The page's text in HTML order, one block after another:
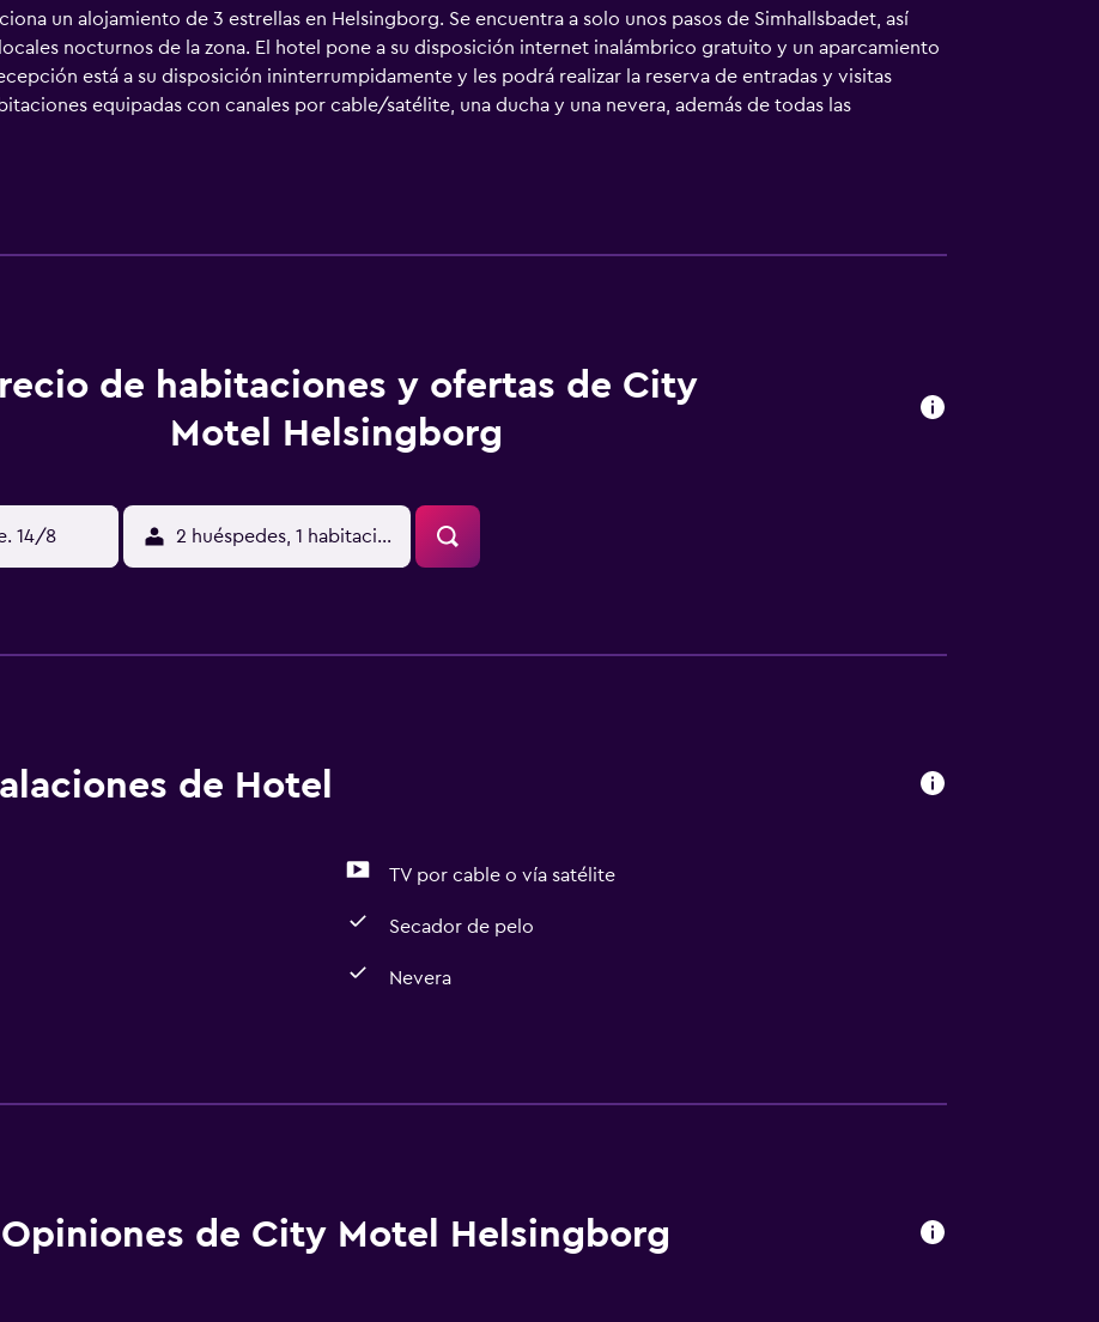
un alojamiento de 3 estrellas en Helsingborg. Se encuentra a solo unos pasos de Simhallsbadet, así
nocturnos de la zona. El hotel pone a su disposición internet inalámbrico gratuito y un aparcamiento
está a su disposición ininterrumpidamente y les podrá realizar la reserva de entradas y visitas
equipadas con canales por cable/satélite, una ducha y una nevera, además de todas las
una estancia muy agradable. Todas ellas ofrecen un baño privado que incluye un secador de pelo.
en la principal zona de compras de la ciudad. Se encuentra a 20 minutos andando de Helsingborg
de habitaciones y ofertas de City
Motel Helsingborg
14/8 2 huéspedes, 1 habitación
de Hotel
TV por cable o vía satélite
Secador de pelo
Nevera
TV por cable o vía satélite
Opiniones de City Motel Helsingborg